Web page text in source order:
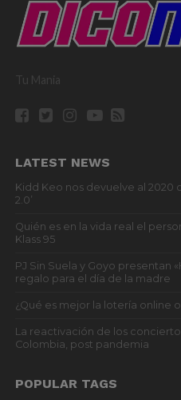
Tu Mania
LATEST NEWS
Kidd Keo nos devuelve al 2020
2.0’
Quién es en la vida real el
Klass 95
PJ Sin Suela y Goyo presentan
regalo para el día de la madre
¿Qué es mejor la lotería online
La reactivación de los
Colombia, post pandemia
POPULAR TAGS